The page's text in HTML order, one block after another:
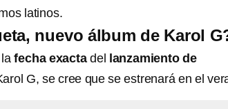
latinos.
nuevo álbum de Karol
lafecha exactadel
lanzamiento de
G, se cree que se estrenará en el